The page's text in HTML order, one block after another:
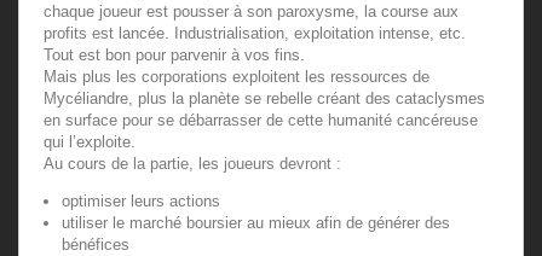
chaque joueur est pousser à son paroxysme, la course aux
profits est lancée. Industrialisation, exploitation intense, etc.
Tout est bon pour parvenir à vos fins.
Mais plus les corporations exploitent les ressources de
Mycéliandre, plus la planète se rebelle créant des cataclysmes
en surface pour se débarrasser de cette humanité cancéreuse
qui l’exploite.
Au cours de la partie, les joueurs devront :
optimiser leurs actions
utiliser le marché boursier au mieux afin de générer des
bénéfices